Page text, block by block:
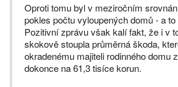
Oproti tomu byl v meziročním
pokles počtu vyloupených domů - a
Pozitivní zprávu však kalí fakt, že i v
skokově stoupla průměrná škoda,
okradenému majiteli rodinného domu
dokonce na 61,3 tisíce korun.